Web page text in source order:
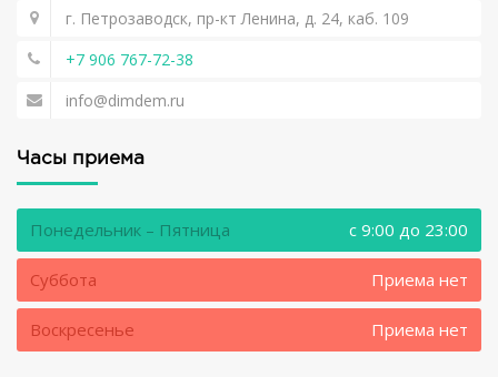
г. Петрозаводск, пр-кт Ленина, д. 24, каб. 109
+7 906 767-72-38
info@dimdem.ru
Часы приема
Понедельник – Пятница c 9:00 до 23:00
Суббота Приема нет
Воскресенье Приема нет